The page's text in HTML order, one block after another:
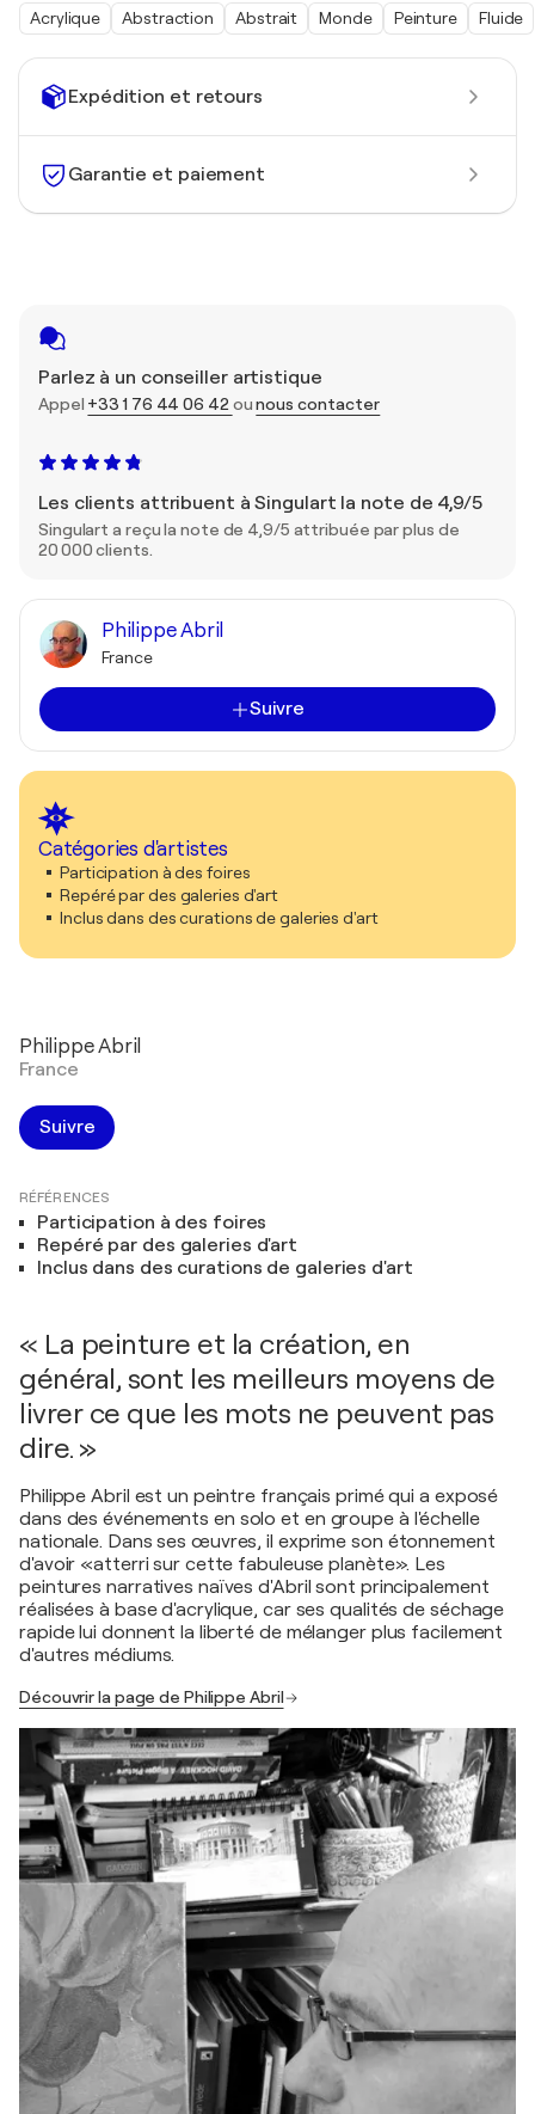
Expédition et retours
Garantie et paiement
Parlez à un conseiller artistique
Appel +33 1 76 44 06 42 ounous contacter
Les clients attribuent à Singulart la note de 4,9/5
Singulart a reçu la note de 4,9/5 attribuée par plus de
20 000 clients.
Philippe Abril
France
Suivre
Catégories d'artistes
Participation à des foires
Repéré par des galeries d'art
Inclus dans des curations de galeries d'art
Acrylique Abstraction Abstrait Monde Peinture Fluide
Philippe Abril
France
Suivre
RÉFÉRENCES
Participation à des foires
Repéré par des galeries d'art
Inclus dans des curations de galeries d'art
« La peinture et la création, en
général, sont les meilleurs moyens de
livrer ce que les mots ne peuvent pas
dire. »
Philippe Abril est un peintre français primé qui a exposé
dans des événements en solo et en groupe à l'échelle
nationale. Dans ses œuvres, il exprime son étonnement
d'avoir «atterri sur cette fabuleuse planète». Les
peintures narratives naïves d'Abril sont principalement
réalisées à base d'acrylique, car ses qualités de séchage
rapide lui donnent la liberté de mélanger plus facilement
d'autres médiums.
Découvrir la page de Philippe Abril